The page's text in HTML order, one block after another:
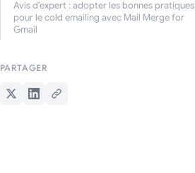
Avis d’expert : adopter les bonnes pratiques
pour le cold emailing avec Mail Merge for
Gmail
PARTAGER